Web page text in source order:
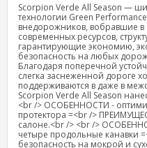
Scorpion Verde All Season —
технологии Green
внедорожников, вобравшие
современных ресурсов,
гарантирующие экономию,
безопасность на любых
Благодаря поперечной
слегка заснеженной дороге
поддерживаются в даже в
Scorpion Verde All Season
<br /> ОСОБЕННОСТИ -
протектора =<br />
салоне.<br /> <br />
четыре продольные канавки
безопасность на мокрой и